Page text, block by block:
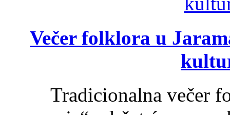
Večer folklora u
Tradicionalna večer